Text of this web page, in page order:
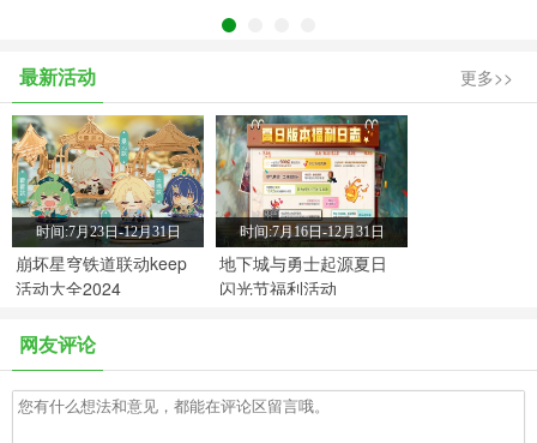
最新活动 更多>>
时间:7月23日-12月31日
崩坏星穹铁道联动keep
活动大全2024
时间:7月16日-12月31日
地下城与勇士起源夏日
闪光节福利活动
网友评论